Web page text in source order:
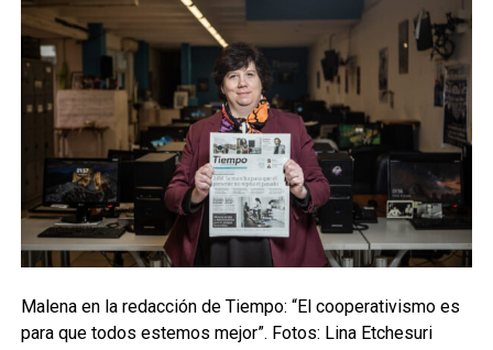
Malena en la redacción de Tiempo: “El cooperativismo es
para que todos estemos mejor”. Fotos: Lina Etchesuri